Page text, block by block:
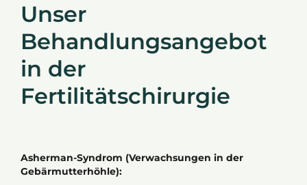
Unser
Behandlungsangebot
in der
Fertilitätschirurgie
Asherman-Syndrom (Verwachsungen in der
Gebärmutterhöhle):